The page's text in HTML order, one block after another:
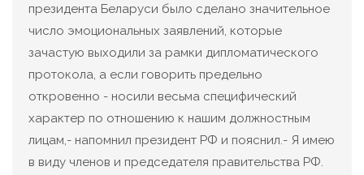
президента Беларуси было сделано значительное
число эмоциональных заявлений, которые
зачастую выходили за рамки дипломатического
протокола, а если говорить предельно
откровенно - носили весьма специфический
характер по отношению к нашим должностным
лицам,- напомнил президент РФ и пояснил.- Я имею
в виду членов и председателя правительства РФ.